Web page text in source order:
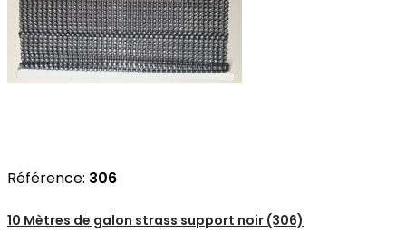
Référence: 306
10 Mètres de galon strass support noir (306)